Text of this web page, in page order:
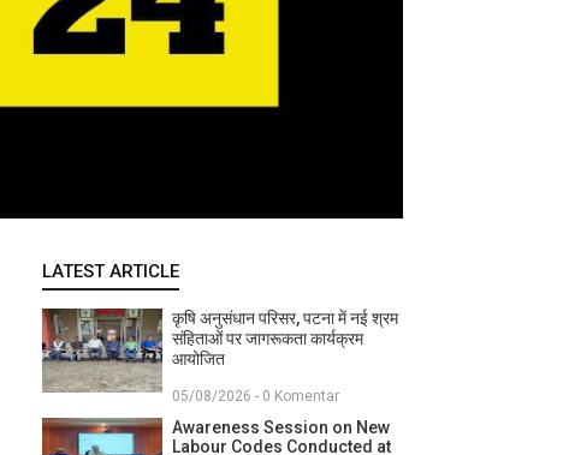
LATEST ARTICLE
कृषि अनुसंधान परिसर, पटना में नई श्रम
संहिताओं पर जागरूकता कार्यक्रम
आयोजित
05/08/2026 - 0 Komentar
Awareness Session on New
Labour Codes Conducted at